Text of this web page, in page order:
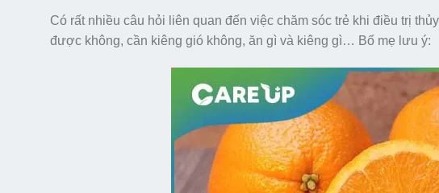
Có rất nhiều câu hỏi liên quan đến việc chăm sóc trẻ khi điều trị
được không, cần kiêng gió không, ăn gì và kiêng gì… Bố mẹ lưu ý: